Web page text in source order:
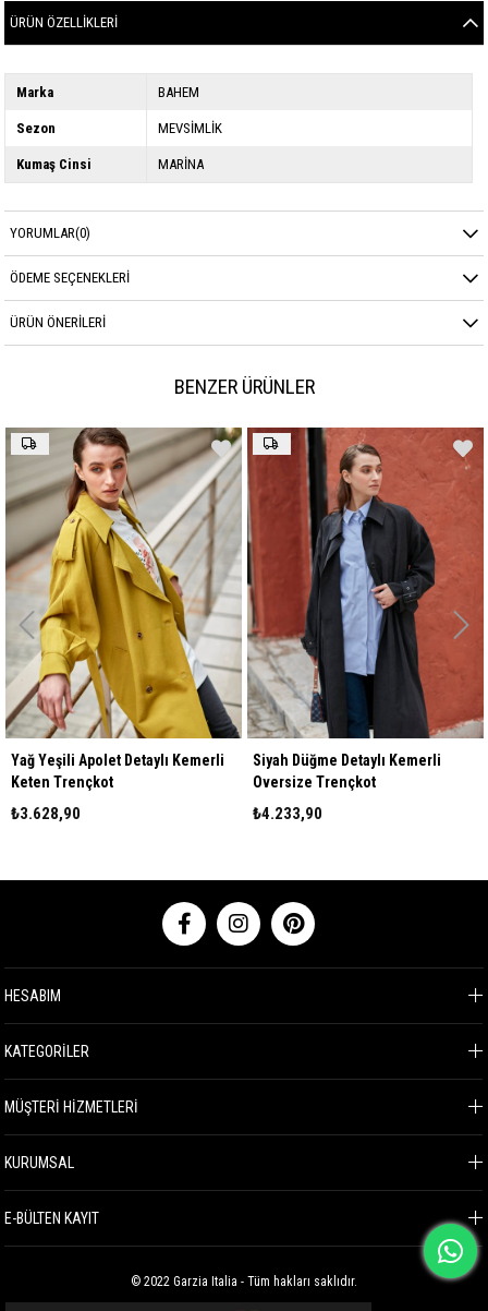
ÜRÜN ÖZELLIKLERI
Marka BAHEM
Sezon MEVSİMLİK
Kumaş Cinsi MARİNA
YORUMLAR(0)
ÖDEME SEÇENEKLERI
ÜRÜN ÖNERILERI
BENZER ÜRÜNLER
Yağ Yeşili Apolet Detaylı Kemerli
Keten Trençkot
₺3.628,90
Siyah Düğme Detaylı Kemerli
Oversize Trençkot
₺4.233,90
HESABIM
KATEGORİLER
MÜŞTERİ HİZMETLERİ
KURUMSAL
E-BÜLTEN KAYIT
© 2022 Garzia Italia - Tüm hakları saklıdır.